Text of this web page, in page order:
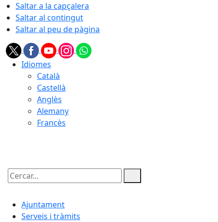
Saltar a la capçalera
Saltar al contingut
Saltar al peu de pàgina
Idiomes
Català
Castellà
Anglès
Alemany
Francès
Cercar:
Ajuntament
Serveis i tràmits